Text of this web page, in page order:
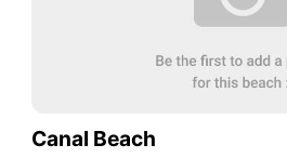
Canal Beach